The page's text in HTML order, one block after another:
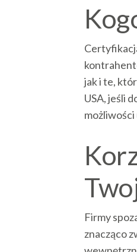
jak i te,
USA, jeśli
Firmy
znacząco